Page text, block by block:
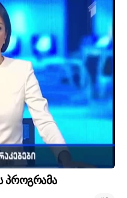
პროგრამა